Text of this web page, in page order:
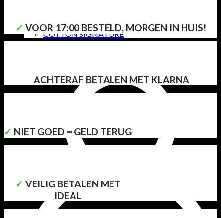
PURE PATH
COTTON SIGNATURE
SALE
✓ VOOR 17:00 BESTELD, MORGEN IN HUIS!
ACHTERAF BETALEN MET KLARNA
✓ NIET GOED = GELD TERUG
✓ VEILIG BETALEN MET
IDEAL